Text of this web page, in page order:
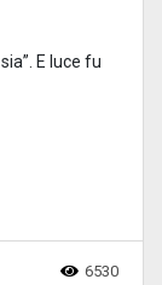
E luce fu
6530